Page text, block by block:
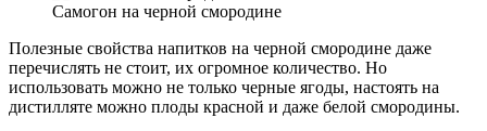
Самогон на черной смородине
Полезные свойства напитков на черной смородине даже
перечислять не стоит, их огромное количество. Но
использовать можно не только черные ягоды, настоять на
дистилляте можно плоды красной и даже белой смородины.